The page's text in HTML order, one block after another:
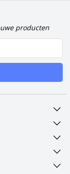
producten